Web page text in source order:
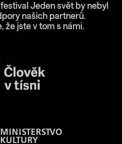
Jeden svět by nebyl
našich partnerů.
že jste v tom s námi.